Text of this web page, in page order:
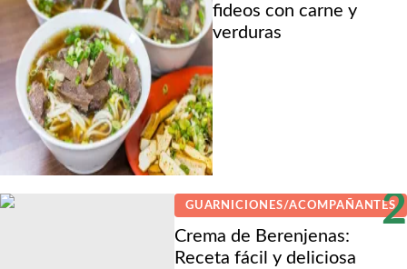
fideos con carne y
verduras
2
GUARNICIONES/ACOMPAÑANTES
Crema de Berenjenas:
Receta fácil y deliciosa